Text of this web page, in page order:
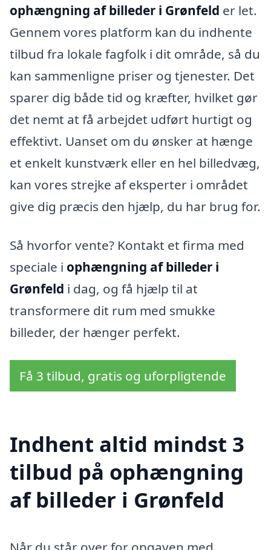
ophængning af billeder i Grønfeld er let.
Gennem vores platform kan du indhente
tilbud fra lokale fagfolk i dit område, så du
kan sammenligne priser og tjenester. Det
sparer dig både tid og kræfter, hvilket gør
det nemt at få arbejdet udført hurtigt og
effektivt. Uanset om du ønsker at hænge
et enkelt kunstværk eller en hel billedvæg,
kan vores strejke af eksperter i området
give dig præcis den hjælp, du har brug for.
Så hvorfor vente? Kontakt et firma med
speciale i ophængning af billeder i
Grønfeld i dag, og få hjælp til at
transformere dit rum med smukke
billeder, der hænger perfekt.
Få 3 tilbud, gratis og uforpligtende
Indhent altid mindst 3
tilbud på ophængning
af billeder i Grønfeld